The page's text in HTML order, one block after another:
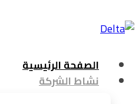
الصفحة الرئيسية
نشاط الشركة